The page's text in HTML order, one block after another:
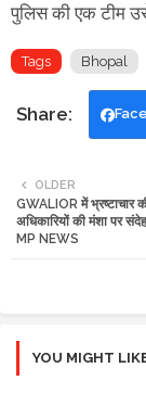
पुलिस की एक टीम
Tags Bhopal
OLDER
GWALIOR में भ्रष्टाचार
अधिकारियों की मंशा पर
MP NEWS
YOU MIGHT